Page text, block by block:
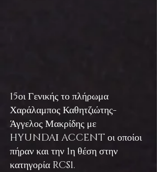
15οι Γενικής το πλήρωμα
Χαράλαμπος Καθητζιώτης-
Άγγελος Μακρίδης με
HYUNDAΙ ACCENT οι οποίοι
πήραν και την 1η θέση στην
κατηγορία RCS1.